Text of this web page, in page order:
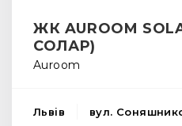
ЖК AUROOM
СОЛАР)
Auroom
Львів вул.